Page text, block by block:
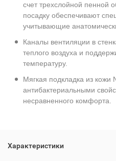
счет трехслойной пенной
посадку обеспечивают
учитывающие
Каналы вентиляции в
теплого воздуха и
температуру.
Мягкая подкладка из кожи
антибактериальными
несравненного комфорта.
Характеристики